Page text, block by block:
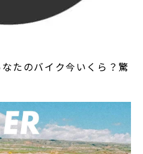
たのバイク今いくら？驚